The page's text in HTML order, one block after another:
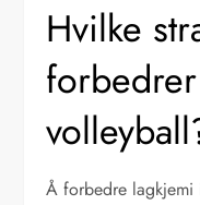
Hvilke
Å forbedre lagkjemi